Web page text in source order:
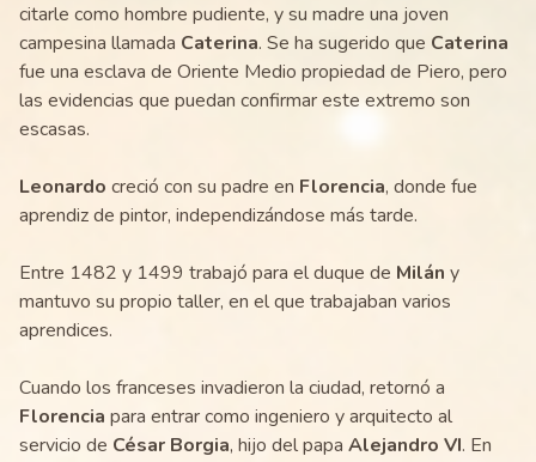
citarle como hombre pudiente, y su madre una joven
campesina llamada Caterina. Se ha sugerido que Caterina
fue una esclava de Oriente Medio propiedad de Piero, pero
las evidencias que puedan confirmar este extremo son
escasas.
Leonardo creció con su padre en Florencia, donde fue
aprendiz de pintor, independizándose más tarde.
Entre 1482 y 1499 trabajó para el duque de Milán y
mantuvo su propio taller, en el que trabajaban varios
aprendices.
Cuando los franceses invadieron la ciudad, retornó a
Florencia para entrar como ingeniero y arquitecto al
servicio de César Borgia, hijo del papa Alejandro VI. En